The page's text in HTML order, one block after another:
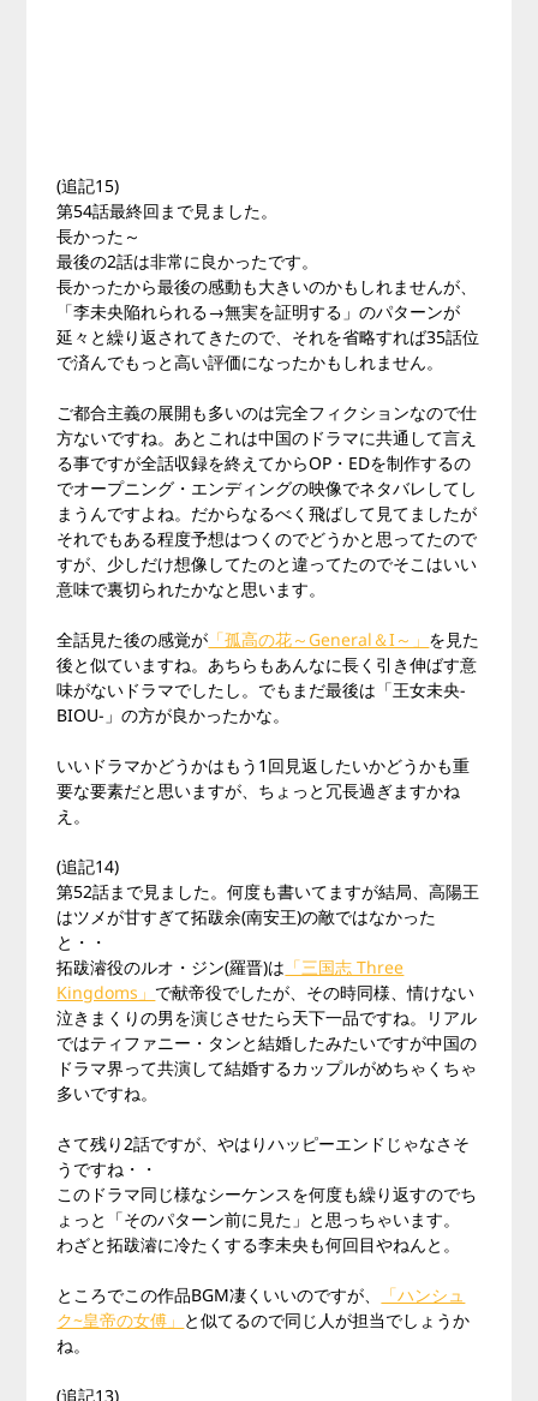
(追記15)
第54話最終回まで見ました。
長かった～
最後の2話は非常に良かったです。
長かったから最後の感動も大きいのかもしれませんが、
「李未央陥れられる→無実を証明する」のパターンが
延々と繰り返されてきたので、それを省略すれば35話位
で済んでもっと高い評価になったかもしれません。
ご都合主義の展開も多いのは完全フィクションなので仕
方ないですね。あとこれは中国のドラマに共通して言え
る事ですが全話収録を終えてからOP・EDを制作するの
でオープニング・エンディングの映像でネタバレしてし
まうんですよね。だからなるべく飛ばして見てましたが
それでもある程度予想はつくのでどうかと思ってたので
すが、少しだけ想像してたのと違ってたのでそこはいい
意味で裏切られたかなと思います。
全話見た後の感覚が 「孤高の花～General＆I～」 を見た
後と似ていますね。あちらもあんなに長く引き伸ばす意
味がないドラマでしたし。でもまだ最後は「王女未央-
BIOU-」の方が良かったかな。
いいドラマかどうかはもう1回見返したいかどうかも重
要な要素だと思いますが、ちょっと冗長過ぎますかね
え。
(追記14)
第52話まで見ました。何度も書いてますが結局、高陽王
はツメが甘すぎて拓跋余(南安王)の敵ではなかった
と・・
拓跋濬役のルオ・ジン(羅晋)は 「三国志 Three
Kingdoms」 で献帝役でしたが、その時同様、情けない
泣きまくりの男を演じさせたら天下一品ですね。リアル
ではティファニー・タンと結婚したみたいですが中国の
ドラマ界って共演して結婚するカップルがめちゃくちゃ
多いですね。
さて残り2話ですが、やはりハッピーエンドじゃなさそ
うですね・・
このドラマ同じ様なシーケンスを何度も繰り返すのでち
ょっと「そのパターン前に見た」と思っちゃいます。
わざと拓跋濬に冷たくする李未央も何回目やねんと。
ところでこの作品BGM凄くいいのですが、
「ハンシュ
ク~皇帝の女傅」 と似てるので同じ人が担当でしょうか
ね。
(追記13)